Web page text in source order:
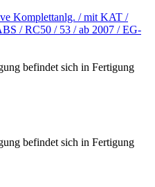
Komplettanlg. / mit KAT /
/ RC50 / 53 / ab 2007 / EG-
befindet sich in Fertigung
befindet sich in Fertigung